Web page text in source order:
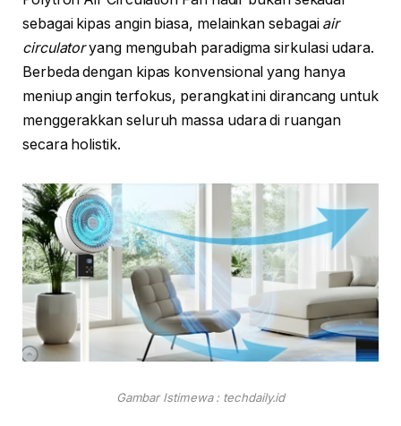
sebagai kipas angin biasa, melainkan sebagai air
circulatoryang mengubah paradigma sirkulasi udara.
Berbeda dengan kipas konvensional yang hanya
meniup angin terfokus, perangkat ini dirancang untuk
menggerakkan seluruh massa udara di ruangan
secara holistik.
Gambar Istimewa : techdaily.id